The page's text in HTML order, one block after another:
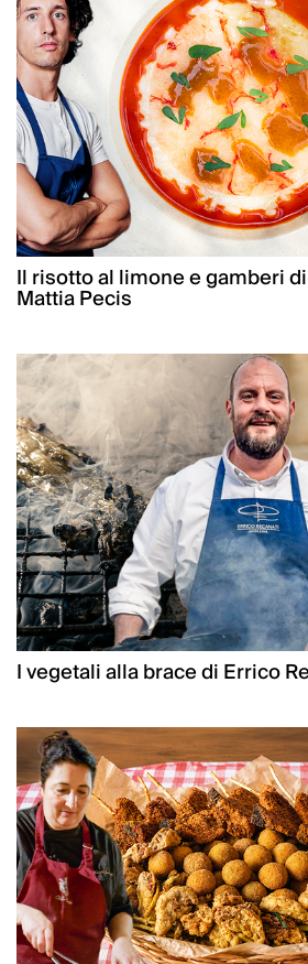
Il risotto al limone e gamberi
Mattia Pecis
I vegetali alla brace di Errico